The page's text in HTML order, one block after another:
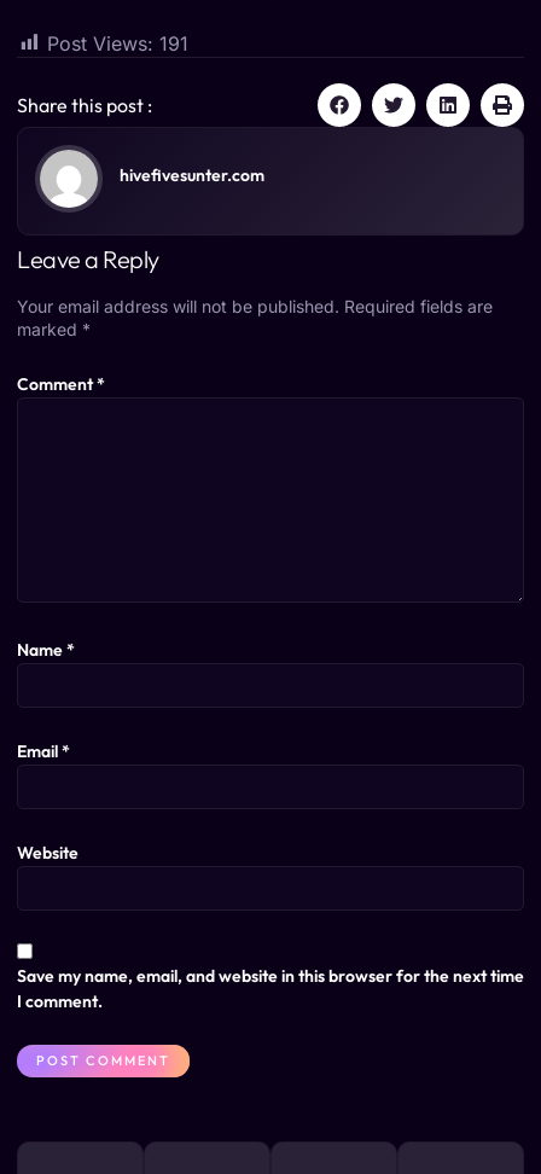
Post Views: 191
Share this post :
hivefivesunter.com
Leave a Reply
Your email address will not be published. Required fields are
marked *
Comment*
Name*
Email*
Website
Save my name, email, and website in this browser for the next time
I comment.